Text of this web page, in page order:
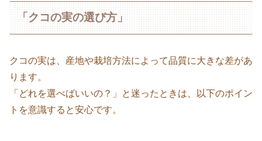
「クコの実の選び方」
クコの実は、産地や栽培方法によって品質に大きな差があ
ります。
「どれを選べばいいの？」と迷ったときは、以下のポイン
トを意識すると安心です。